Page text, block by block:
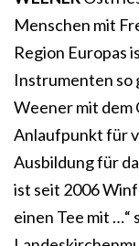
Menschen mit
Region Europas
Instrumenten so
Weener mit dem
Anlaufpunkt für
Ausbildung für
ist seit 2006
einen Tee mit …“